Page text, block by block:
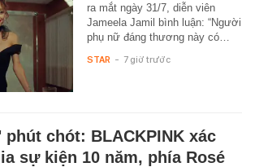
ra mắt ngày 31/7, diễn viên
Jameela Jamil bình luận: “Người
phụ nữ đáng thương này có…
STAR - 7 giờ trước
phút chót: BLACKPINK xác
sự kiện 10 năm, phía Rosé